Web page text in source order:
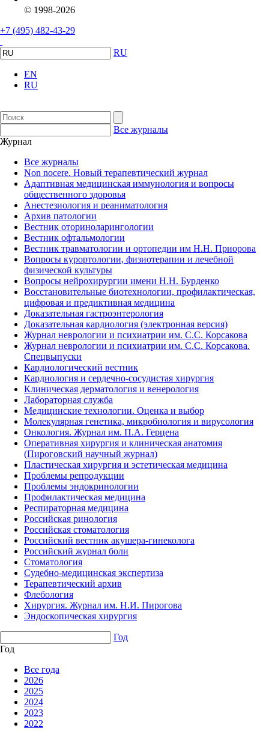
© 1998-2026
+7 (495) 482-43-29
RU
EN
RU
Все журналы
Журнал
Все журналы
Non nocere. Новый терапевтический журнал
Адаптивная медицинская иммунология и вопросы
общественного здоровья
Анестезиология и реаниматология
Архив патологии
Вестник оториноларингологии
Вестник офтальмологии
Вестник травматологии и ортопедии им Н.Н. Приорова
Вопросы курортологии, физиотерапии и лечебной
физической культуры
Вопросы нейрохирургии имени Н.Н. Бурденко
Восстановительные биотехнологии, профилактическая,
цифровая и предиктивная медицина
Доказательная гастроэнтерология
Доказательная кардиология (электронная версия)
Журнал неврологии и психиатрии им. С.С. Корсакова
Журнал неврологии и психиатрии им. С.С. Корсакова.
Спецвыпуски
Кардиологический вестник
Кардиология и сердечно-сосудистая хирургия
Клиническая дерматология и венерология
Лабораторная служба
Медицинские технологии. Оценка и выбор
Молекулярная генетика, микробиология и вирусология
Онкология. Журнал им. П.А. Герцена
Оперативная хирургия и клиническая анатомия
(Пироговский научный журнал)
Пластическая хирургия и эстетическая медицина
Проблемы репродукции
Проблемы эндокринологии
Профилактическая медицина
Респираторная медицина
Российская ринология
Российская стоматология
Российский вестник акушера-гинеколога
Российский журнал боли
Стоматология
Судебно-медицинская экспертиза
Терапевтический архив
Флебология
Хирургия. Журнал им. Н.И. Пирогова
Эндоскопическая хирургия
Год
Год
Все года
2026
2025
2024
2023
2022